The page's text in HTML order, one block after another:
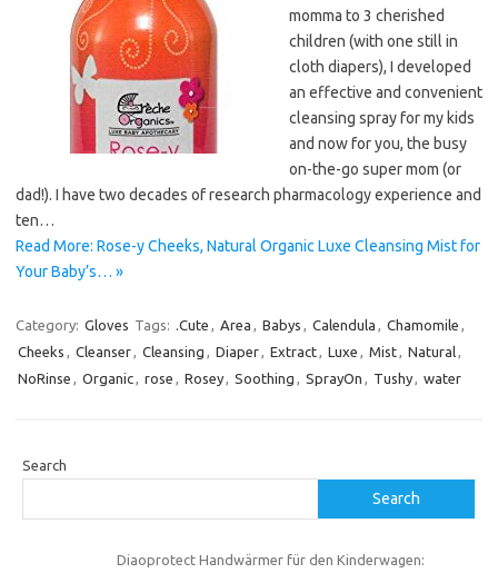
momma to 3 cherished
children (with one still in
cloth diapers), I developed
an effective and convenient
cleansing spray for my kids
and now for you, the busy
on-the-go super mom (or
dad!). I have two decades of research pharmacology experience and
ten…
Read More: Rose-y Cheeks, Natural Organic Luxe Cleansing Mist for
Your Baby’s… »
Category: Gloves Tags: .Cute , Area , Babys , Calendula , Chamomile ,
Cheeks , Cleanser, Cleansing , Diaper, Extract, Luxe , Mist, Natural,
NoRinse , Organic, rose , Rosey, Soothing , SprayOn , Tushy, water
Search
Search
Diaoprotect Handwärmer für den Kinderwagen: